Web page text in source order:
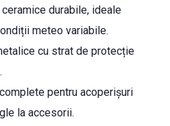
durabile, ideale
meteo variabile.
cu strat de protecție
pentru acoperișuri
la accesorii.